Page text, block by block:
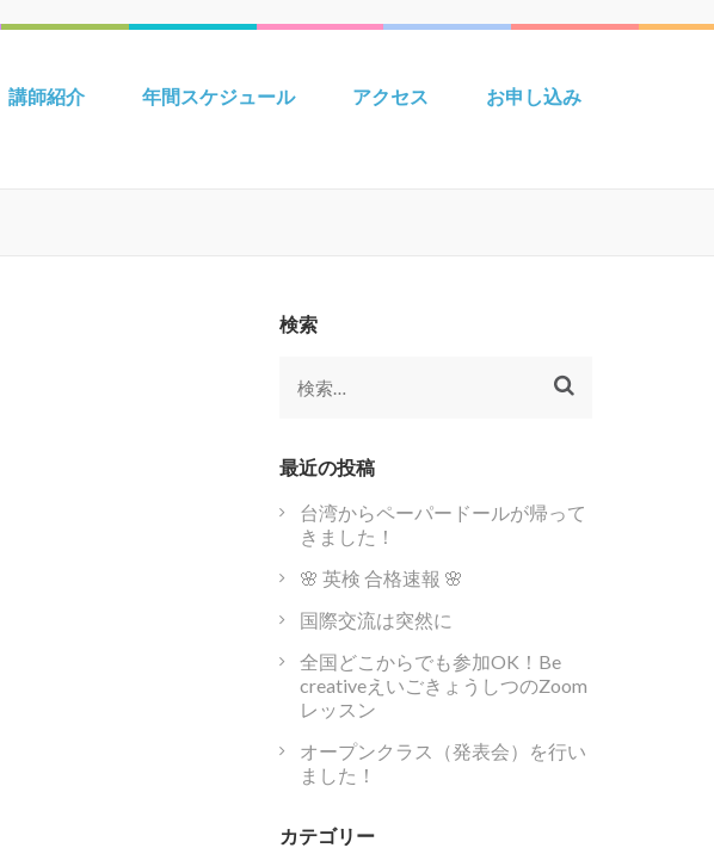
語教室 Be Creative えいごきょうしつ
講師紹介 年間スケジュール アクセス お申し込み
検索
検
最近の投稿
台湾からペーパードールが帰って
きました！
🌸 英検 合格速報 🌸
国際交流は突然に
全国どこからでも参加OK！Be
creativeえいごきょうしつのZoom
レッスン
オープンクラス（発表会）を行い
ました！
カテゴリー